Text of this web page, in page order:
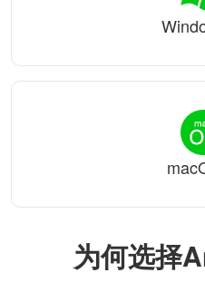
为何选择